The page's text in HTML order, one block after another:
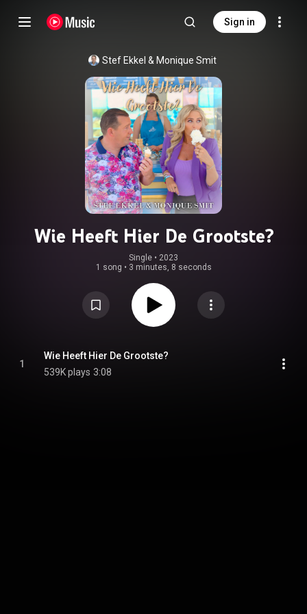
Sign in
Stef Ekkel & Monique Smit
Wie Heeft Hier De Grootste?
Single • 2023
1 song • 3 minutes, 8 seconds
1
Wie Heeft Hier De Grootste?
539K plays 3:08